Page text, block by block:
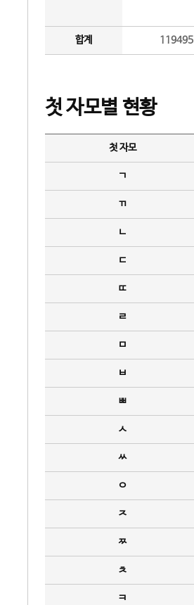
합계
첫 자모별 현황
첫 자모
ㄱ
ㄲ
ㄴ
ㄷ
ㄸ
ㄹ
ㅁ
ㅂ
ㅃ
ㅅ
ㅆ
ㅇ
ㅈ
ㅉ
ㅊ
ㅋ